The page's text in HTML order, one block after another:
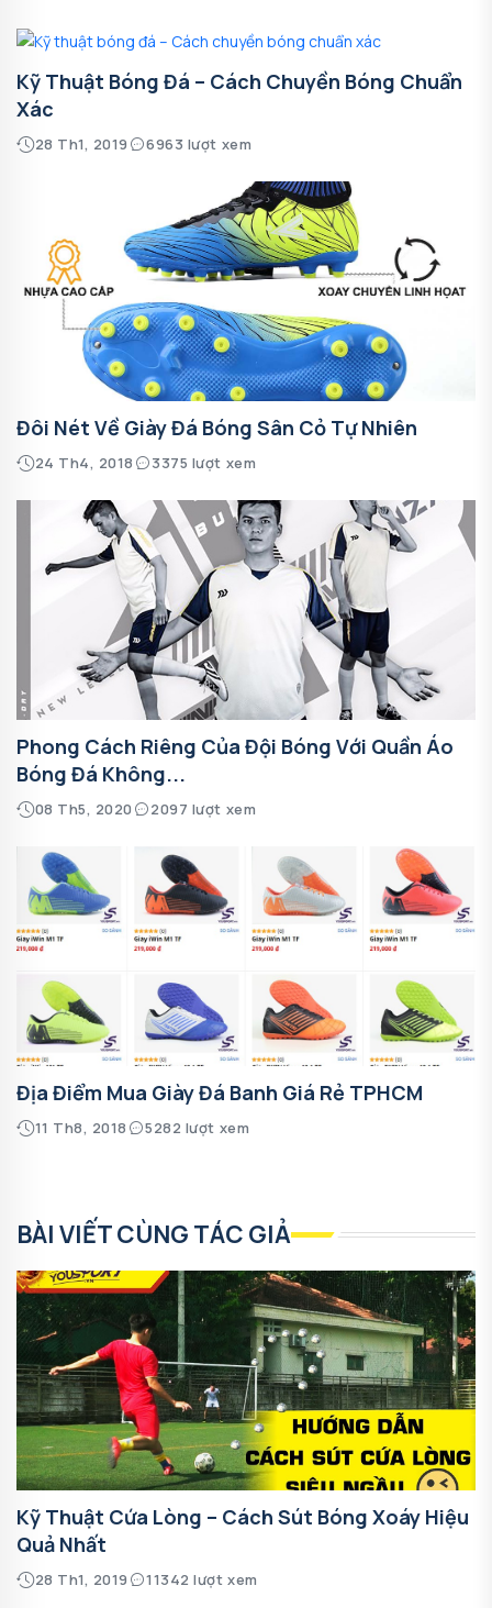
Kỹ Thuật Bóng Đá – Cách Chuyền Bóng Chuẩn
Xác
28 Th1, 2019 6963 lượt xem
Đôi Nét Về Giày Đá Bóng Sân Cỏ Tự Nhiên
24 Th4, 2018 3375 lượt xem
Phong Cách Riêng Của Đội Bóng Với Quần Áo
Bóng Đá Không...
08 Th5, 2020 2097 lượt xem
Địa Điểm Mua Giày Đá Banh Giá Rẻ TPHCM
11 Th8, 2018 5282 lượt xem
BÀI VIẾT CÙNG TÁC GIẢ
Kỹ Thuật Cứa Lòng – Cách Sút Bóng Xoáy Hiệu
Quả Nhất
28 Th1, 2019 11342 lượt xem